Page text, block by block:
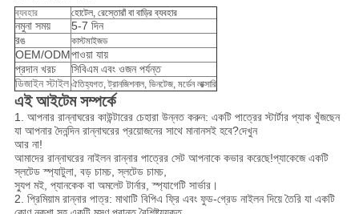
ব্যবহার হোটেল, রেস্তোরাঁ বা বাড়ির ব্যবহার
নমুনা সময়
5-7 দিন
রঙ
কাস্টমাইজড
OEM/ODMপাওয়া যায়
প্রদান খরচ
সিবিএম এবং ওজন পর্যন্ত
ডিজাইন স্টাইল ঐতিহ্যগত, ট্রানজিশনাল, ভিনটেজ, মর্ডেন লাক্সারি
এই আইটেম সম্পর্কে
1. আপনার রান্নাঘরের কাউন্টারের চেহারা উন্নত করুন: একটি পাত্রের স্টার্টার প্যাক খুঁজছেন
যা আপনার দৈনন্দিন রান্নাঘরের প্রয়োজনের সাথে মানানসই হবে?দেখুন
আর না!
আমাদের রান্নাঘরের নাইলন রান্নার পাত্রের সেট আপনাকে কভার করেছে!প্যাকেজে একটি
স্লটেড স্প্যাটুলা, বড় চামচ, স্লটেড চামচ,
স্যুপ মই, প্যানকেক বা অমলেট টার্নার, স্প্যাগেটি সার্ভার।
2. প্রিমিয়াম রান্নার পাত্র: মাথাটি বিপিএ ফ্রি এবং ফুড-গ্রেড নাইলন দিয়ে তৈরি যা একটি